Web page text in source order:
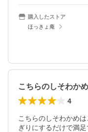
購入したストア
ほっきょ庵
4
こちらのしそわかめ
ぎりにするだけで満